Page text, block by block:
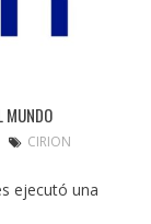
MUNDO
CIRION
ejecutó una